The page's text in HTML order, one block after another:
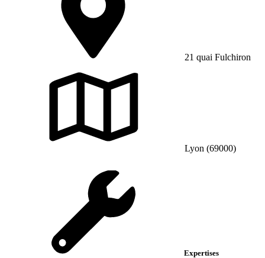
21 quai Fulchiron
Lyon (69000)
Expertises